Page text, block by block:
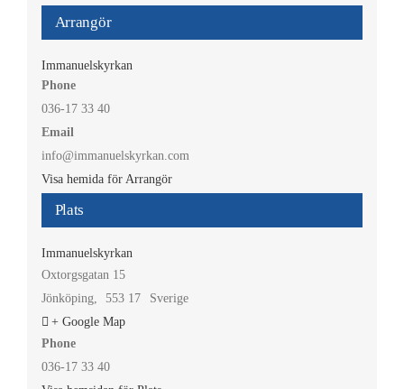
Plats
Immanuelskyrkan
Oxtorgsgatan 15
Jönköping, 553 17
Sverige
+ Google Map
Phone
036-17 33 40
Arrangör
Immanuelskyrkan
Phone
036-17 33 40
Email
info@immanuelskyrkan.com
Visa hemida för Arrangör